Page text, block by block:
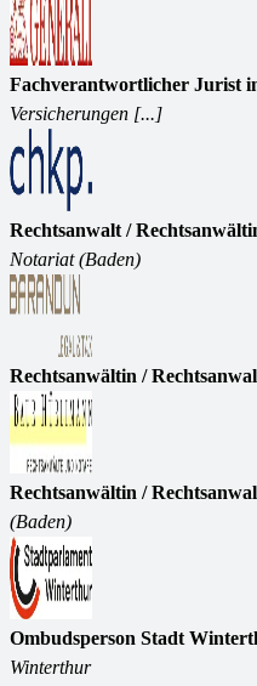
Fachverantwortlicher Jurist
Versicherungen [...]
Rechtsanwalt /
Notariat (Baden)
Rechtsanwältin /
Rechtsanwältin /
(Baden)
Ombudsperson Stadt
Winterthur